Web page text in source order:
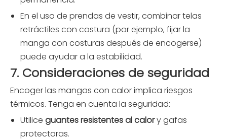
En el uso de prendas de vestir, combinar telas
retráctiles con costura (por ejemplo, fijar la
manga con costuras después de encogerse)
puede ayudar a la estabilidad.
7. Consideraciones de seguridad
Encoger las mangas con calor implica riesgos
térmicos. Tenga en cuenta la seguridad:
Utilice guantes resistentes al calory gafas
protectoras.